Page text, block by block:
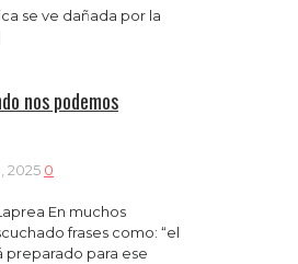
se ve dañada por la
nos podemos
2025 0
En muchos
frases como: “el
preparado para ese